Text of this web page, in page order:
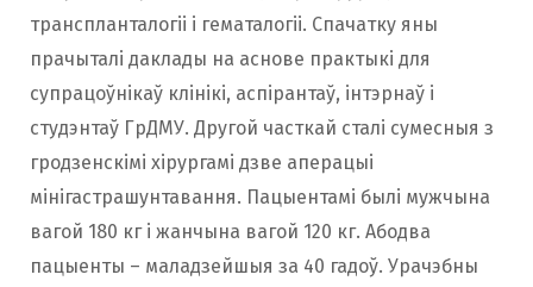
транспланталогіі і гематалогіі. Спачатку яны
прачыталі даклады на аснове практыкі для
супрацоўнікаў клінікі, аспірантаў, інтэрнаў і
студэнтаў ГрДМУ. Другой часткай сталі сумесныя з
гродзенскімі хірургамі дзве аперацыі
мінігастрашунтавання. Пацыентамі былі мужчына
вагой 180 кг і жанчына вагой 120 кг. Абодва
пацыенты – маладзейшыя за 40 гадоў. Урачэбны